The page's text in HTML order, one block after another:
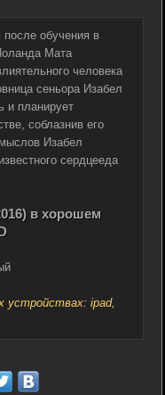
обучения в
Мата
человека
сеньора Изабел
и планирует
соблазнив его
Изабел
сердцееда
в хорошем
устройствах: ipad,